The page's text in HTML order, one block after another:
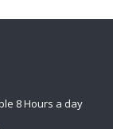
8 Hours a day